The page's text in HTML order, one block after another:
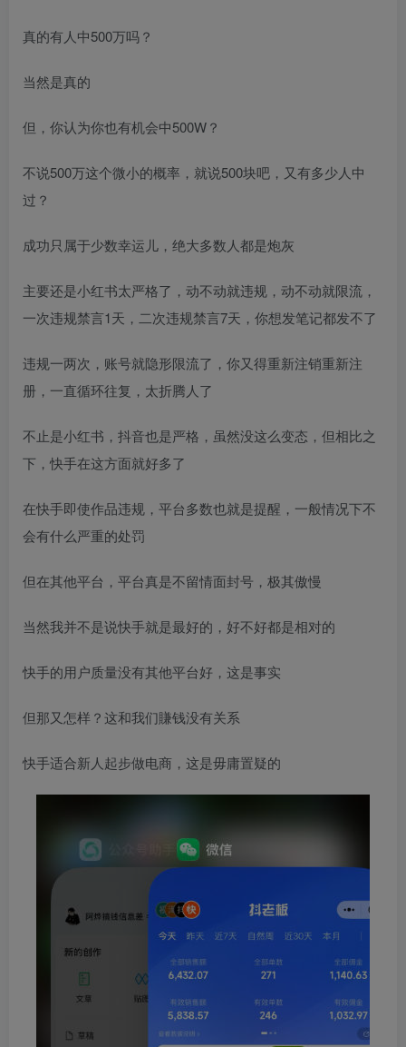
真的有人中500万吗？
当然是真的
但，你认为你也有机会中500W？
不说500万这个微小的概率，就说500块吧，又有多少人中
过？
成功只属于少数幸运儿，绝大多数人都是炮灰
主要还是小红书太严格了，动不动就违规，动不动就限流，
一次违规禁言1天，二次违规禁言7天，你想发笔记都发不了
违规一两次，账号就隐形限流了，你又得重新注销重新注
册，一直循环往复，太折腾人了
不止是小红书，抖音也是严格，虽然没这么变态，但相比之
下，快手在这方面就好多了
在快手即使作品违规，平台多数也就是提醒，一般情况下不
会有什么严重的处罚
但在其他平台，平台真是不留情面封号，极其傲慢
当然我并不是说快手就是最好的，好不好都是相对的
快手的用户质量没有其他平台好，这是事实
但那又怎样？这和我们賺钱没有关系
快手适合新人起步做电商，这是毋庸置疑的